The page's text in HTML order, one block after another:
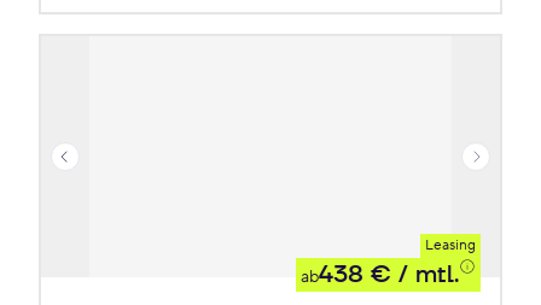
Leasing
ab438 € / mtl.